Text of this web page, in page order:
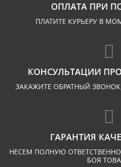
ОПЛАТА ПРИ
ПЛАТИТЕ КУРЬЕРУ В
КОНСУЛЬТАЦИИ
ЗАКАЖИТЕ ОБРАТНЫЙ
ГАРАНТИЯ
НЕСЕМ ПОЛНУЮ
БОЯ